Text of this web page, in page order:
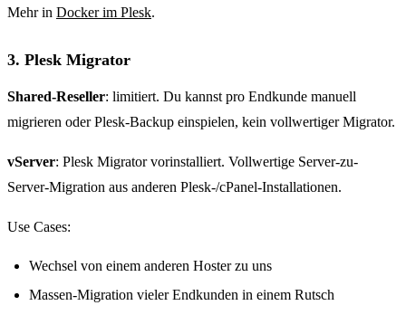
Mehr in Docker im Plesk.
3. Plesk Migrator
Shared-Reseller: limitiert. Du kannst pro Endkunde manuell
migrieren oder Plesk-Backup einspielen, kein vollwertiger Migrator.
vServer: Plesk Migrator vorinstalliert. Vollwertige Server-zu-
Server-Migration aus anderen Plesk-/cPanel-Installationen.
Use Cases:
Wechsel von einem anderen Hoster zu uns
Massen-Migration vieler Endkunden in einem Rutsch